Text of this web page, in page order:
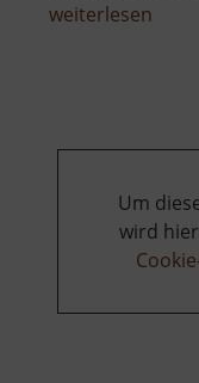
weiterlesen
Um
wird